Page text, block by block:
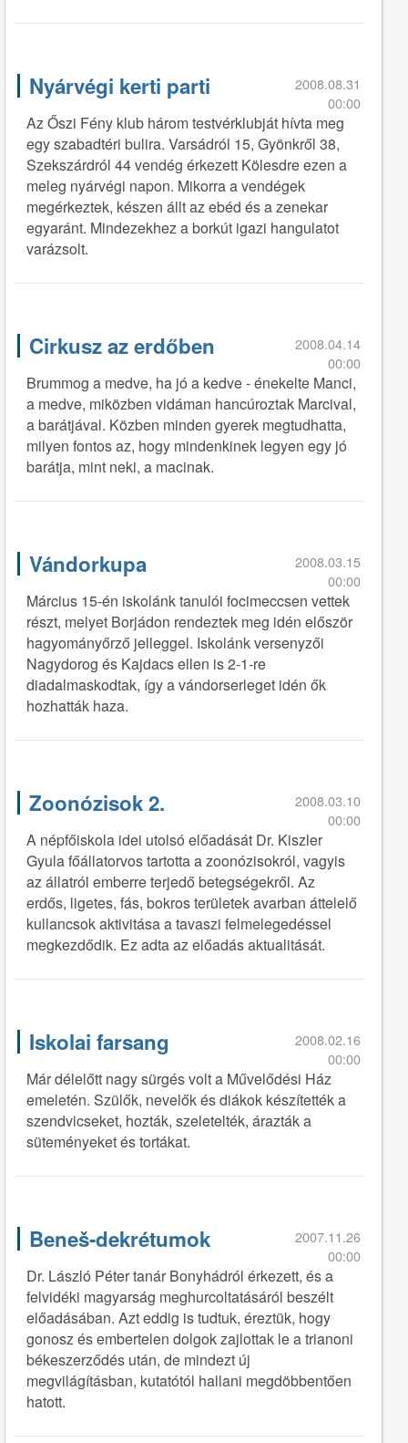
Nyárvégi kerti parti
2008.08.31
00:00
Az Őszi Fény klub három testvérklubját hívta meg
egy szabadtéri bulira. Varsádról 15, Gyönkről 38,
Szekszárdról 44 vendég érkezett Kölesdre ezen a
meleg nyárvégi napon. Mikorra a vendégek
megérkeztek, készen állt az ebéd és a zenekar
egyaránt. Mindezekhez a borkút igazi hangulatot
varázsolt.
Cirkusz az erdőben
2008.04.14
00:00
Brummog a medve, ha jó a kedve - énekelte Manci,
a medve, miközben vidáman hancúroztak Marcival,
a barátjával. Közben minden gyerek megtudhatta,
milyen fontos az, hogy mindenkinek legyen egy jó
barátja, mint neki, a macinak.
Vándorkupa
2008.03.15
00:00
Március 15-én iskolánk tanulói focimeccsen vettek
részt, melyet Borjádon rendeztek meg idén először
hagyományőrző jelleggel. Iskolánk versenyzői
Nagydorog és Kajdacs ellen is 2-1-re
diadalmaskodtak, így a vándorserleget idén ők
hozhatták haza.
Zoonózisok 2.
2008.03.10
00:00
A népfőiskola idei utolsó előadását Dr. Kiszler
Gyula főállatorvos tartotta a zoonózisokról, vagyis
az állatról emberre terjedő betegségekről. Az
erdős, ligetes, fás, bokros területek avarban áttelelő
kullancsok aktivitása a tavaszi felmelegedéssel
megkezdődik. Ez adta az előadás aktualitását.
Iskolai farsang
2008.02.16
00:00
Már délelőtt nagy sürgés volt a Művelődési Ház
emeletén. Szülők, nevelők és diákok készítették a
szendvicseket, hozták, szeletelték, árazták a
süteményeket és tortákat.
Beneš-dekrétumok
2007.11.26
00:00
Dr. László Péter tanár Bonyhádról érkezett, és a
felvidéki magyarság meghurcoltatásáról beszélt
előadásában. Azt eddig is tudtuk, éreztük, hogy
gonosz és embertelen dolgok zajlottak le a trianoni
békeszerződés után, de mindezt új
megvilágításban, kutatótól hallani megdöbbentően
hatott.